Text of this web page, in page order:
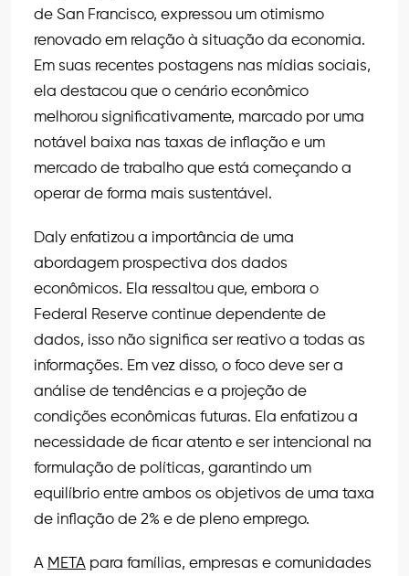
de San Francisco, expressou um otimismo
renovado em relação à situação da economia.
Em suas recentes postagens nas mídias sociais,
ela destacou que o cenário econômico
melhorou significativamente, marcado por uma
notável baixa nas taxas de inflação e um
mercado de trabalho que está começando a
operar de forma mais sustentável.
Daly enfatizou a importância de uma
abordagem prospectiva dos dados
econômicos. Ela ressaltou que, embora o
Federal Reserve continue dependente de
dados, isso não significa ser reativo a todas as
informações. Em vez disso, o foco deve ser a
análise de tendências e a projeção de
condições econômicas futuras. Ela enfatizou a
necessidade de ficar atento e ser intencional na
formulação de políticas, garantindo um
equilíbrio entre ambos os objetivos de uma taxa
de inflação de 2% e de pleno emprego.
A META para famílias, empresas e comunidades